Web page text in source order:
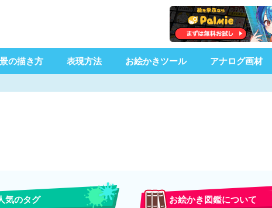
の描き方 表現方法 お絵かきツール アナログ画材
気のタグ お絵かき図鑑について